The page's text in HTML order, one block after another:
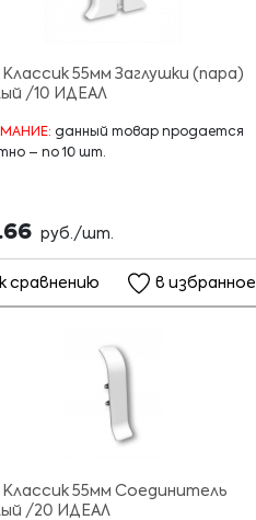
Классик 55мм Заглушки (пара)
/10 ИДЕАЛ
данный товар продается
– по 10 шт.
руб./шт.
к сравнению в избранное
Классик 55мм Соединитель
/20 ИДЕАЛ